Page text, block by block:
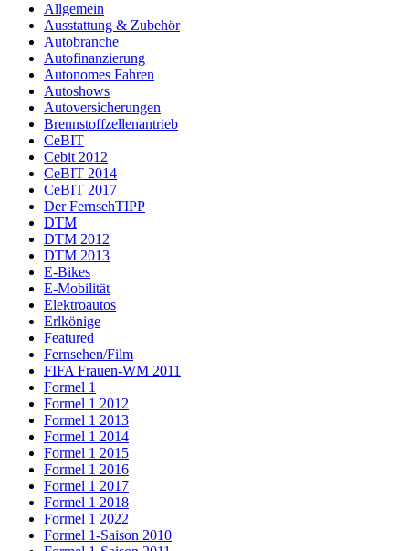
Allgemein
Ausstattung & Zubehör
Autobranche
Autofinanzierung
Autonomes Fahren
Autoshows
Autoversicherungen
Brennstoffzellenantrieb
CeBIT
Cebit 2012
CeBIT 2014
CeBIT 2017
Der FernsehTIPP
DTM
DTM 2012
DTM 2013
E-Bikes
E-Mobilität
Elektroautos
Erlkönige
Featured
Fernsehen/Film
FIFA Frauen-WM 2011
Formel 1
Formel 1 2012
Formel 1 2013
Formel 1 2014
Formel 1 2015
Formel 1 2016
Formel 1 2017
Formel 1 2018
Formel 1 2022
Formel 1-Saison 2010